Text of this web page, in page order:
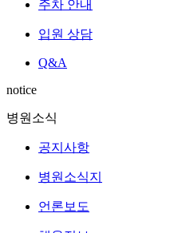
주차 안내
입원 상담
Q&A
notice
병원소식
공지사항
병원소식지
언론보도